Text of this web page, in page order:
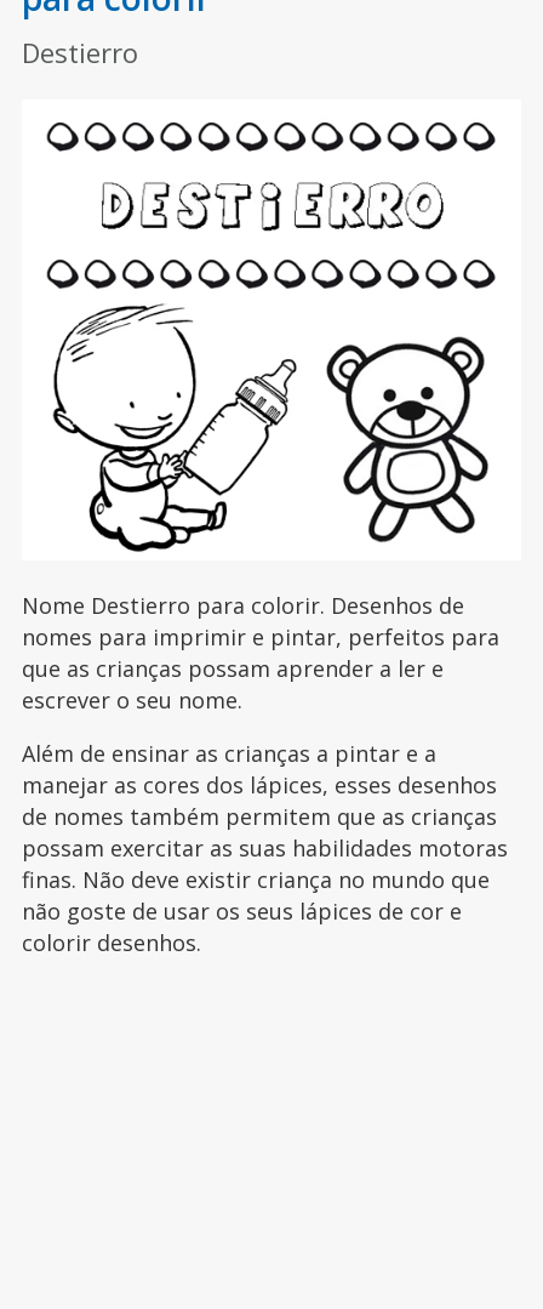
Destierro
Nome Destierro para colorir. Desenhos de
nomes para imprimir e pintar, perfeitos para
que as crianças possam aprender a ler e
escrever o seu nome.
Além de ensinar as crianças a pintar e a
manejar as cores dos lápices, esses desenhos
de nomes também permitem que as crianças
possam exercitar as suas habilidades motoras
finas. Não deve existir criança no mundo que
não goste de usar os seus lápices de cor e
colorir desenhos.